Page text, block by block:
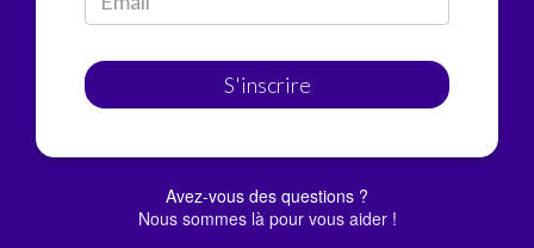
S'inscrire
Avez-vous des questions ?
Nous sommes là pour vous aider !